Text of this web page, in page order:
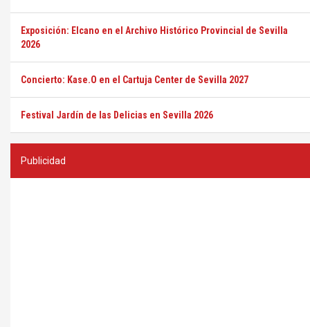
Exposición: Elcano en el Archivo Histórico Provincial de Sevilla
2026
Concierto: Kase.O en el Cartuja Center de Sevilla 2027
Festival Jardín de las Delicias en Sevilla 2026
Publicidad